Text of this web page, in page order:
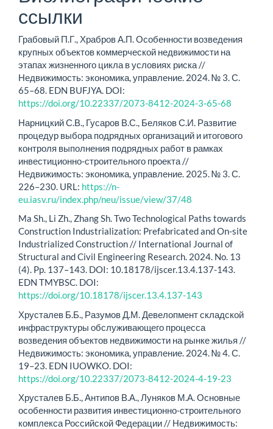
ссылки
Грабовый П.Г., Храбров А.П. Особенности возведения
крупных объектов коммерческой недвижимости на
этапах жизненного цикла в условиях риска //
Недвижимость: экономика, управление. 2024. № 3. С.
65–68. EDN BUFJYA. DOI:
https://doi.org/10.22337/2073-8412-2024-3-65-68
Нарницкий С.В., Гусаров В.С., Беляков С.И. Развитие
процедур выбора подрядных организаций и итогового
контроля выполнения подрядных работ в рамках
инвестиционно-строительного проекта //
Недвижимость: экономика, управление. 2025. № 3. С.
226–230. URL: https://n-
eu.iasv.ru/index.php/neu/issue/view/37/48
Ma Sh., Li Zh., Zhang Sh. Two Technological Paths towards
Construction Industrialization: Prefabricated and On-site
Industrialized Construction // International Journal of
Structural and Civil Engineering Research. 2024. No. 13
(4). Pp. 137–143. DOI: 10.18178/ijscer.13.4.137-143.
EDN TMYBSC. DOI:
https://doi.org/10.18178/ijscer.13.4.137-143
Хрусталев Б.Б., Разумов Д.М. Девелопмент складской
инфраструктуры обслуживающего процесса
возведения объектов недвижимости на рынке жилья //
Недвижимость: экономика, управление. 2024. № 4. С.
19–23. EDN IUOWKO. DOI:
https://doi.org/10.22337/2073-8412-2024-4-19-23
Хрусталев Б.Б., Антипов В.А., Луняков М.А. Основные
особенности развития инвестиционно-строительного
комплекса Российской Федерации // Недвижимость: